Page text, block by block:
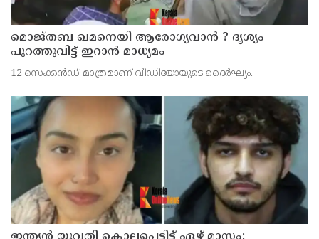
മൊജ്തബ ഖമനെയി ആരോഗ്യവാന്‍ ? ദൃശ്യം
പുറത്തുവിട്ട് ഇറാന്‍ മാധ്യമം
12 സെക്കന്‍ഡ് മാത്രമാണ് വീഡിയോയുടെ ദൈര്‍ഘ്യം.